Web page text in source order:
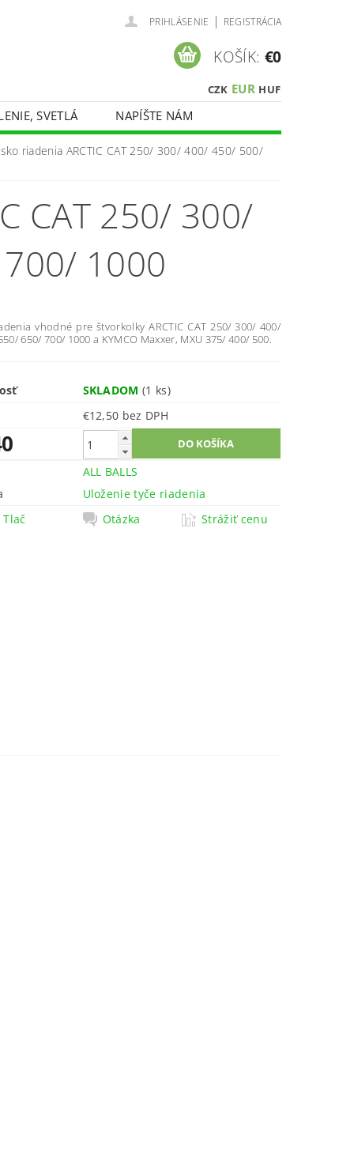
PRIHLÁSENIE | REGISTRÁCIA
CZK EUR HUF
KOŠÍK: €0
SVETLÁ NAPÍŠTE NÁM
riadenia ARCTIC CAT 250/ 300/ 400/ 450/ 500/
CAT 250/ 300/
1000
vhodné pre štvorkolky ARCTIC CAT 250/ 300/ 400/
650/ 700/ 1000 a KYMCO Maxxer, MXU 375/ 400/ 500.
SKLADOM(1 ks)
€12,50 bez DPH
ALL BALLS
Uloženie tyče riadenia
Tlač
Otázka Strážiť cenu